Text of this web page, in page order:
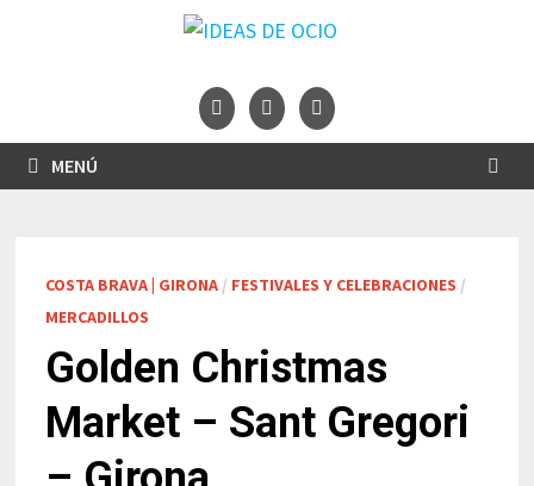
MENÚ
COSTA BRAVA | GIRONA/ FESTIVALES Y CELEBRACIONES /
MERCADILLOS
Golden Christmas
Market – Sant Gregori